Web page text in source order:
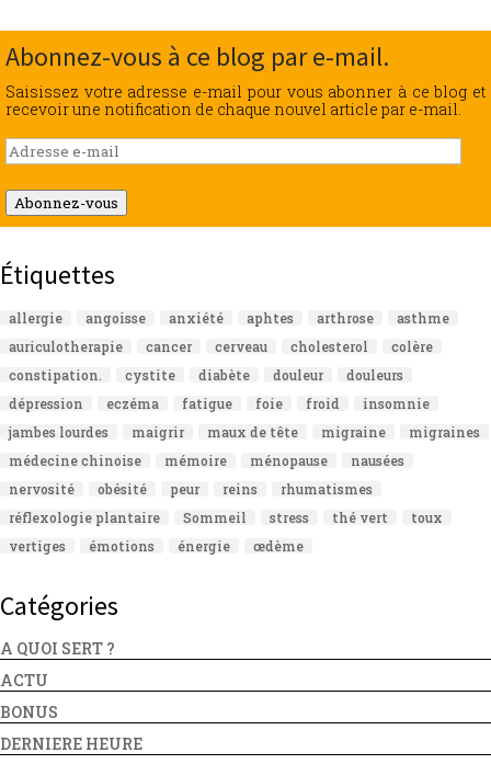
Abonnez-vous à ce blog par e-mail.
Saisissez votre adresse e-mail pour vous abonner à ce blog et
recevoir une notification de chaque nouvel article par e-mail.
Adresse
e-
mail
Abonnez-vous
Étiquettes
allergie angoisse anxiété aphtes arthrose
asthme
auriculotherapie
cancer cerveau cholesterol
colère
constipation.
cystite diabète douleur
douleurs
dépression
eczéma fatigue foie froid
insomnie
jambes lourdes
maigrir maux de tête migraine
migraines
médecine chinoise
mémoire ménopause
nausées
nervosité
obésité peur reins
rhumatismes
réflexologie plantaire
Sommeil stress thé vert
toux
vertiges
émotions énergie œdème
Catégories
A QUOI SERT ?
ACTU
BONUS
DERNIERE HEURE